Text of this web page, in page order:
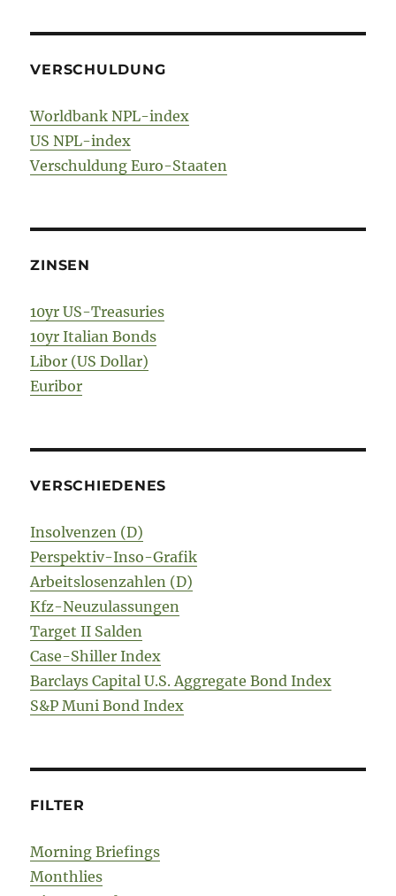
VERSCHULDUNG
Worldbank NPL-index
US NPL-index
Verschuldung Euro-Staaten
ZINSEN
10yr US-Treasuries
10yr Italian Bonds
Libor (US Dollar)
Euribor
VERSCHIEDENES
Insolvenzen (D)
Perspektiv-Inso-Grafik
Arbeitslosenzahlen (D)
Kfz-Neuzulassungen
Target II Salden
Case-Shiller Index
Barclays Capital U.S. Aggregate Bond Index
S&P Muni Bond Index
FILTER
Morning Briefings
Monthlies